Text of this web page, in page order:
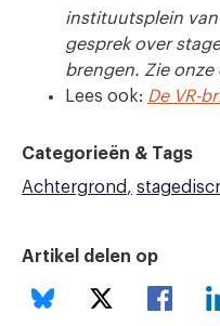
instituutsplein van
gesprek over
brengen. Zie onze
Lees ook: De VR-
Categorieën & Tags
Achtergrond
Artikel delen op